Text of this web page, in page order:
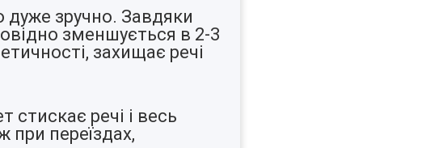
дуже зручно. Завдяки
зменшується в 2-3
захищає речі
речі і весь
при переїздах,